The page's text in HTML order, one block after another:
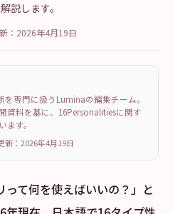
説します。
： 2026年4月19日
を専門に扱うLuminaの編集チーム。
資料を基に、16Personalitiesに関す
ます。
新： 2026年4月19日
って何を使えばいいの？」と